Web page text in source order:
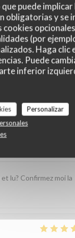
puede
obligatorias y se
(por
Haga clic
Puede
inferior
Personalizar
lu? Confirmez moi la